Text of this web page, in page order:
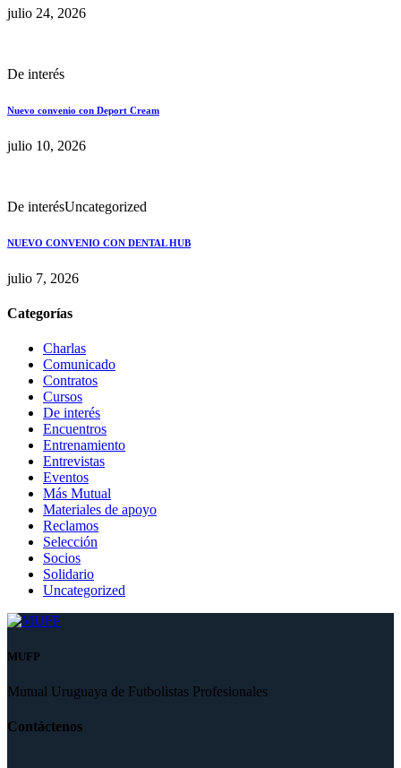
julio 24, 2026
De interés
Nuevo convenio con Deport Cream
julio 10, 2026
De interésUncategorized
NUEVO CONVENIO CON DENTAL HUB
julio 7, 2026
Categorías
Charlas
Comunicado
Contratos
Cursos
De interés
Encuentros
Entrenamiento
Entrevistas
Eventos
Más Mutual
Materiales de apoyo
Reclamos
Selección
Socios
Solidario
Uncategorized
MUFP
Mutual Uruguaya de Futbolistas Profesionales
Contáctenos